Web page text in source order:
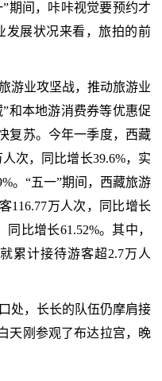
期间，咔咔视觉要预约才
发展状况来看，旅拍的前
游业攻坚战，推动旅游业
和本地游消费券等优惠促
复苏。今年一季度，西藏
次，同比增长39.6%，实
。“五一”期间，西藏旅游
116.77万人次，同比增长
比增长61.52%。其中，
累计接待游客超2.7万人
处，长长的队伍仍摩肩接
天刚参观了布达拉宫，晚